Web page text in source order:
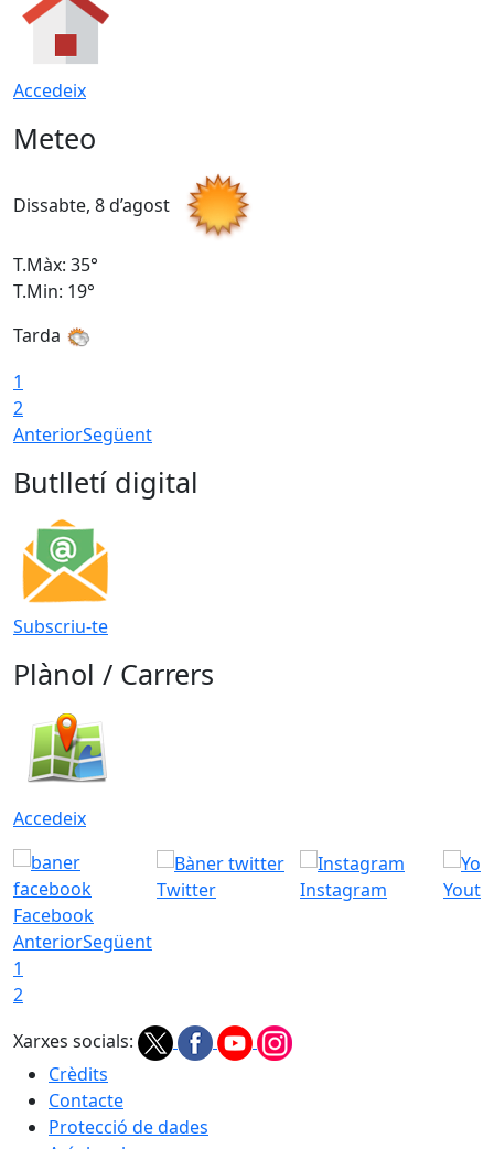
Accedeix
Meteo
Dissabte, 8 d’agost
T.Màx: 35°
T.Min: 19°
Tarda
1
2
AnteriorSegüent
Butlletí digital
Subscriu-te
Plànol / Carrers
Accedeix
Facebook
Twitter Instagram
AnteriorSegüent
1
2
Xarxes socials:
Crèdits
Contacte
Protecció de dades